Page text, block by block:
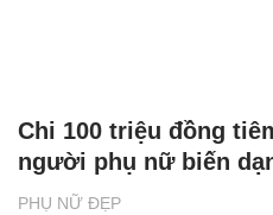
PHỤ NỮ ĐẸP
Chi 100 triệu đồng
người phụ nữ biến